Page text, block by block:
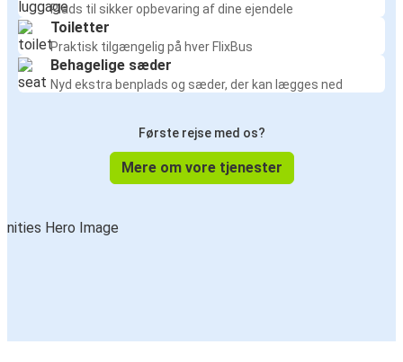
Plads til sikker opbevaring af dine ejendele
Toiletter
Praktisk tilgængelig på hver FlixBus
Behagelige sæder
Nyd ekstra benplads og sæder, der kan lægges ned
Første rejse med os?
Mere om vore tjenester